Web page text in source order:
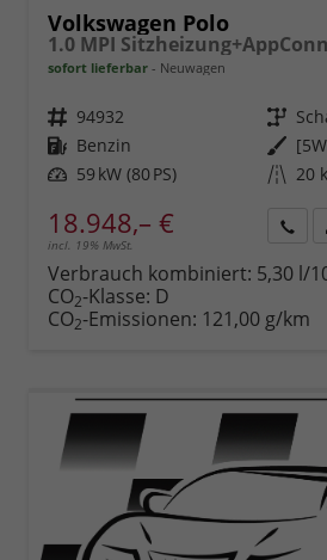
Volkswagen Polo
sofort lieferbar Neuwagen
Fahrzeugnr. 94932 Getriebe
Kraftstoff Benzin Außenfarbe
Leistung 59 kW (80 PS) Kilometerstand 20
18.948,– €
incl. 19% MwSt.
Verbrauch kombiniert: 5,30 l/
CO2-Klasse: D
CO2-Emissionen: 121,00 g/km